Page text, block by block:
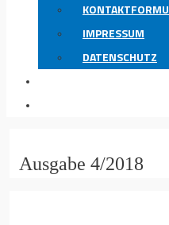
IMPRESSUM
DATENSCHUTZ
Ausgabe 4/2018